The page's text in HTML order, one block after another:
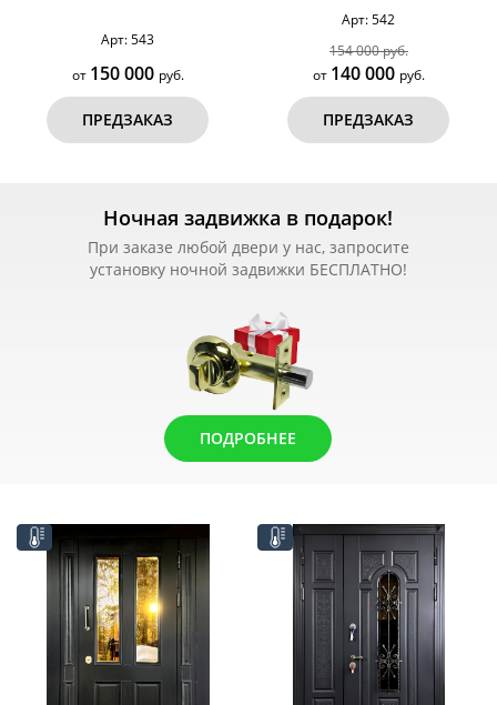
Арт: 543
от 150 000 руб.
ПРЕДЗАКАЗ
Арт: 542
154 000 руб.
от 140 000 руб.
ПРЕДЗАКАЗ
Ночная задвижка в подарок!
При заказе любой двери у нас, запросите
установку ночной задвижки БЕСПЛАТНО!
ПОДРОБНЕЕ